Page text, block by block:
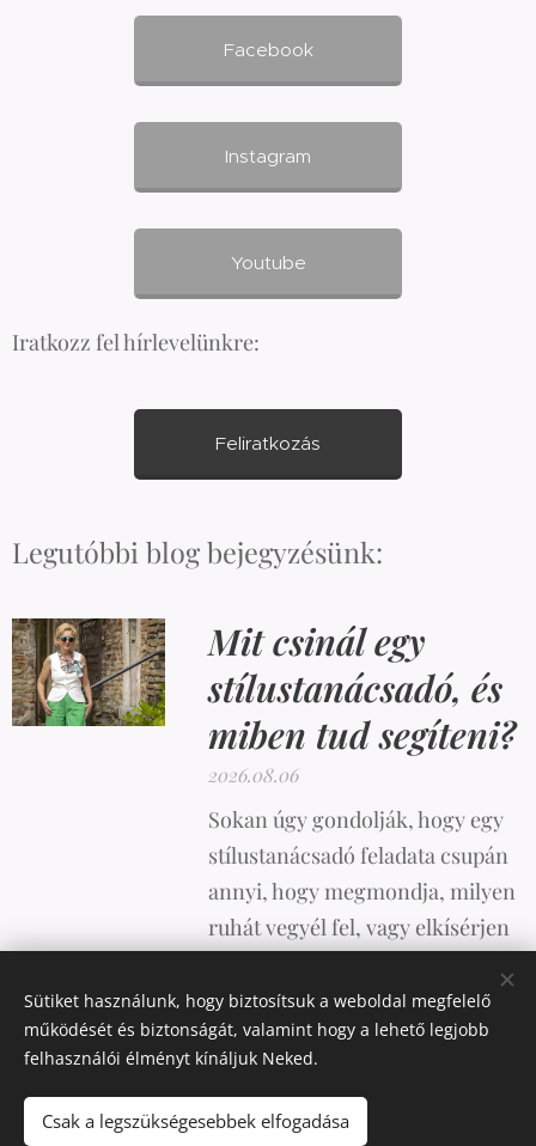
Facebook
Instagram
Youtube
Iratkozz fel hírlevelünkre:
Feliratkozás
Legutóbbi blog bejegyzésünk:
Mit csinál egy
stílustanácsadó, és
miben tud segíteni?
2026.08.06
Sokan úgy gondolják, hogy egy
stílustanácsadó feladata csupán
annyi, hogy megmondja, milyen
ruhát vegyél fel, vagy elkísérjen
ennél sokkal összetettebb.
Sütiket használunk, hogy biztosítsuk a weboldal megfelelő
működését és biztonságát, valamint hogy a lehető legjobb
felhasználói élményt kínáljuk Neked.
Csak a legszükségesebbek elfogadása